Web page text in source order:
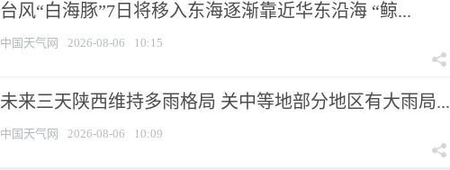
台风“白海豚”7日将移入东海逐渐靠近华东沿海 “鲸...
中国天气网 2026-08-06 10:15
未来三天陕西维持多雨格局 关中等地部分地区有大雨局...
中国天气网 2026-08-06 10:09